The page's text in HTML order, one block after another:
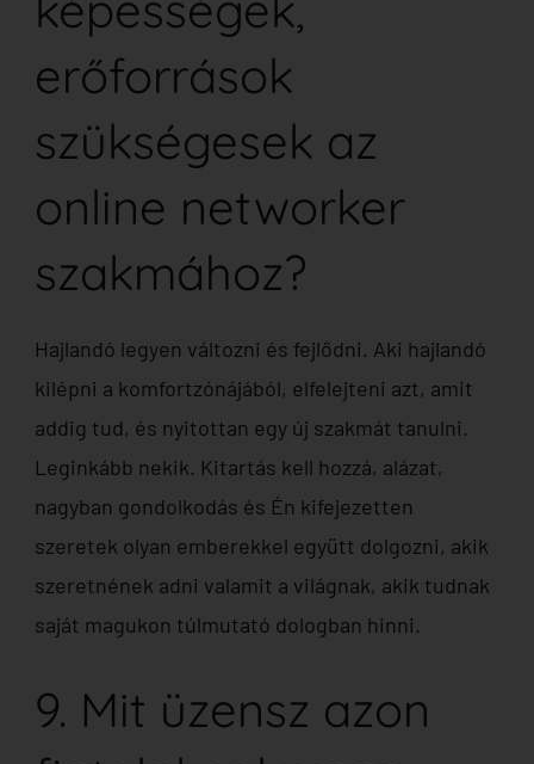
erőforrások
szükségesek az
online networker
szakmához?
Hajlandó legyen változni és fejlődni. Aki hajlandó
kilépni a komfortzónájából, elfelejteni azt, amit
addig tud, és nyitottan egy új szakmát tanulni.
Leginkább nekik. Kitartás kell hozzá, alázat,
nagyban gondolkodás és Én kifejezetten
szeretek olyan emberekkel együtt dolgozni, akik
szeretnének adni valamit a világnak, akik tudnak
saját magukon túlmutató dologban hinni.
9. Mit üzensz azon